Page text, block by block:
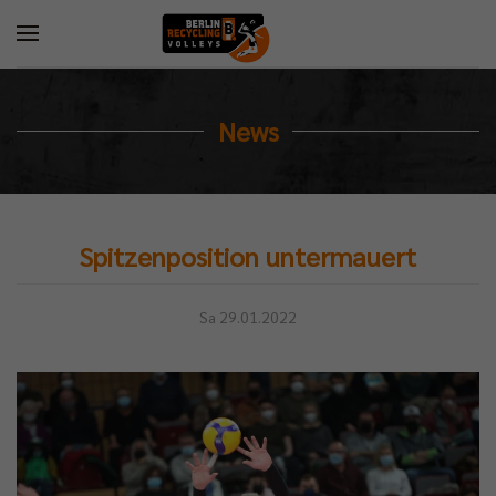
News
Spitzenposition untermauert
Sa 29.01.2022